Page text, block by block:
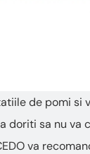
de pomi
doriti sa nu va
va